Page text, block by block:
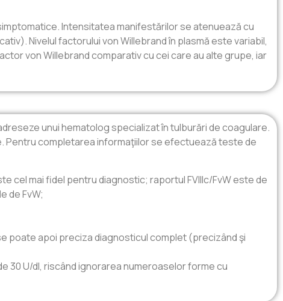
Intensitatea manifestărilor se atenuează cu
Nivelul factorului von Willebrand în plasmă este variabil,
von Willebrand comparativ cu cei care au alte grupe, iar
unui hematolog specializat în tulburări de coagulare.
Pentru completarea informaţiilor se efectuează teste de
cel mai fidel pentru diagnostic; raportul FVIIIc/FvW este de
de FvW;
poate apoi preciza diagnosticul complet (precizând şi
30 U/dl, riscând ignorarea numeroaselor forme cu